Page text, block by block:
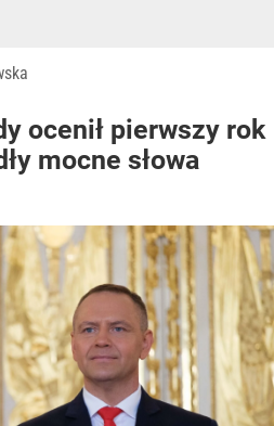
ocenił pierwszy rok
mocne słowa